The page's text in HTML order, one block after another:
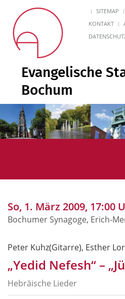
SITEMAP
KONTAKT
Evangelische
Bochum
So, 1. März 2009, 17:00
Bochumer Synagoge, Erich-
Peter Kuhz(Gitarre), Esther
„Yedid Nefesh“ –
Hebräische Lieder